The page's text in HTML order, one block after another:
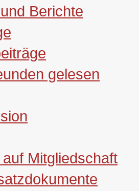
Berichte
gelesen
Mitgliedschaft